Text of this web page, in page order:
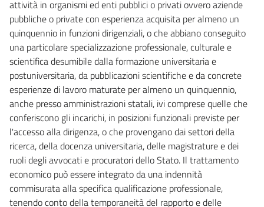
Allegati
Allegato A
Allegato A
Allegato B
Allegato B
Allegato C
Allegato C
attività in organismi ed enti pubblici o privati ovvero aziende
pubbliche o private con esperienza acquisita per almeno un
quinquennio in funzioni dirigenziali, o che abbiano conseguito
una particolare specializzazione professionale, culturale e
scientifica desumibile dalla formazione universitaria e
postuniversitaria, da pubblicazioni scientifiche e da concrete
esperienze di lavoro maturate per almeno un quinquennio,
anche presso amministrazioni statali, ivi comprese quelle che
conferiscono gli incarichi, in posizioni funzionali previste per
l'accesso alla dirigenza, o che provengano dai settori della
ricerca, della docenza universitaria, delle magistrature e dei
ruoli degli avvocati e procuratori dello Stato. Il trattamento
economico può essere integrato da una indennità
commisurata alla specifica qualificazione professionale,
tenendo conto della temporaneità del rapporto e delle